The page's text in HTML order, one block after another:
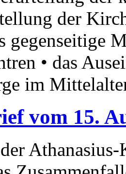
der
gegenseitige
• das
im
vom 15.